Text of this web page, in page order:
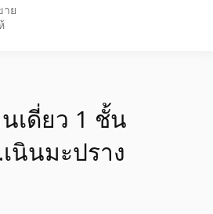
ย
เดี่ยว 1 ชั้น
นินมะปราง